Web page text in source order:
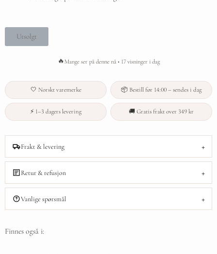
Utsolgt
🔥Mange ser på denne nå • 17 visninger i dag
🤍 Norskt varemerke 📦 Bestill før 14:00 – sendes i dag
⚡ 1–3 dagers levering 🚚 Gratis frakt over 349 kr
Frakt & levering +
Retur & refusjon +
Vanlige spørsmål +
Finnes også i: